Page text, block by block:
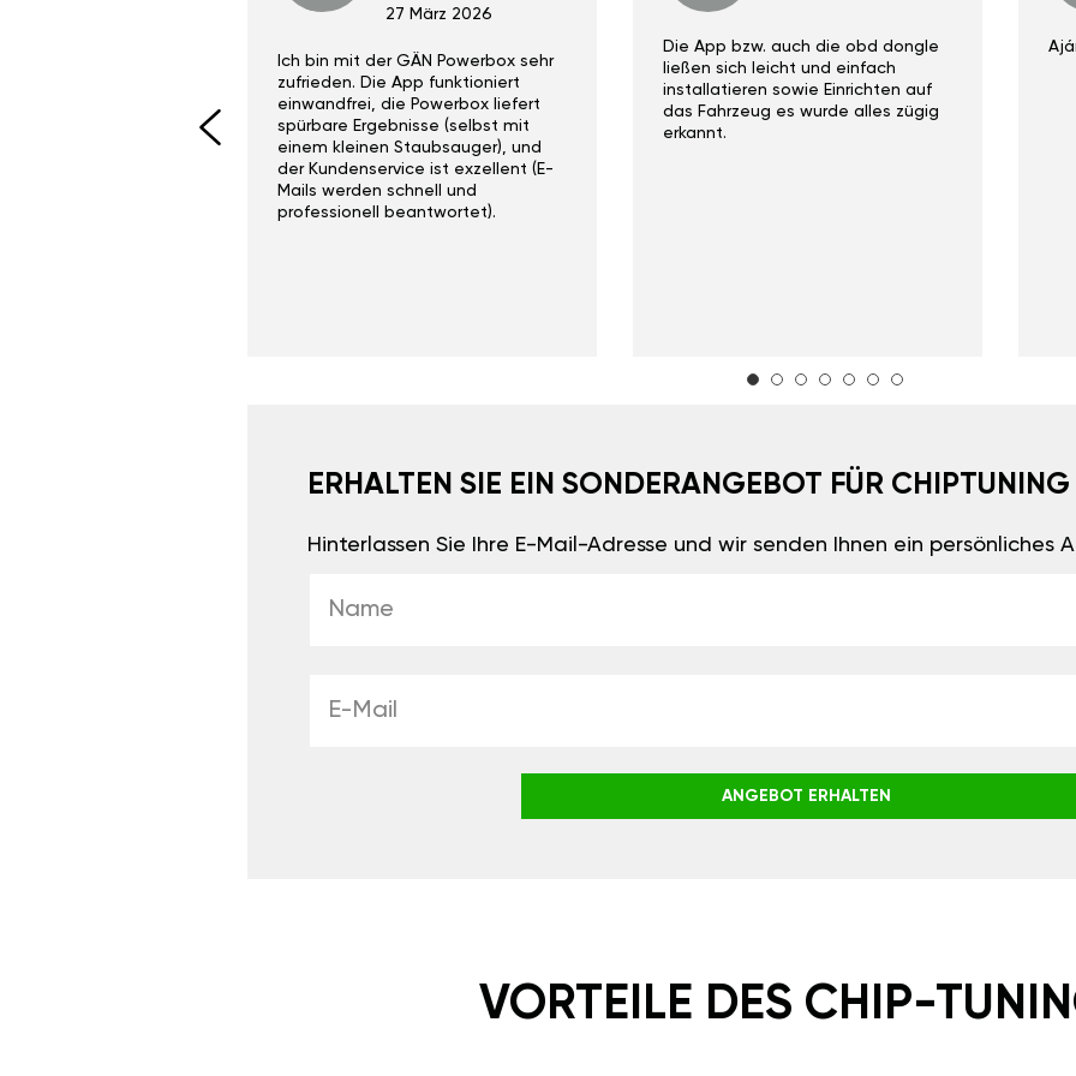
27 März 2026
Ich bin mit der GÄN Powerbox sehr
zufrieden. Die App funktioniert
einwandfrei, die Powerbox liefert
spürbare Ergebnisse (selbst mit
einem kleinen Staubsauger), und
der Kundenservice ist exzellent (E-
Mails werden schnell und
professionell beantwortet).
Die App bzw. auch die obd dongle
ließen sich leicht und einfach
installatieren sowie Einrichten auf
das Fahrzeug es wurde alles zügig
erkannt.
ERHALTEN SIE EIN SONDERANGEBOT FÜR CHIPTUNING
Hinterlassen Sie Ihre E-Mail-Adresse und wir senden Ihnen ein persönliches
ANGEBOT ERHALTEN
VORTEILE DES CHIP-